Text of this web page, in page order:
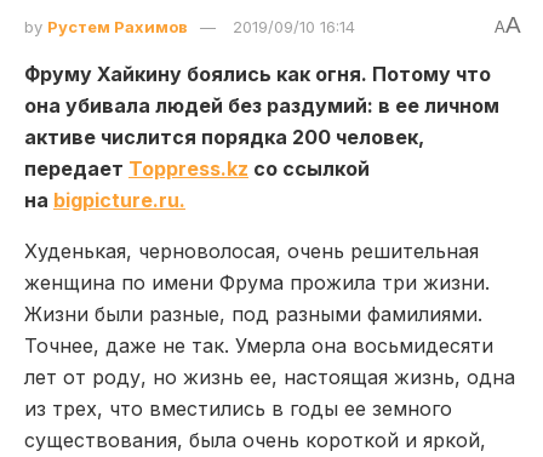
by Рустем Рахимов 2019/09/10 16:14 AA
Фруму Хайкину боялись как огня. Потому что
она убивала людей без раздумий: в ее личном
активе числится порядка 200 человек,
передает Toppress.kz со ссылкой
на bigpicture.ru.
Худенькая, черноволосая, очень решительная
женщина по имени Фрума прожила три жизни.
Жизни были разные, под разными фамилиями.
Точнее, даже не так. Умерла она восьмидесяти
лет от роду, но жизнь ее, настоящая жизнь, одна
из трех, что вместились в годы ее земного
существования, была очень короткой и яркой,